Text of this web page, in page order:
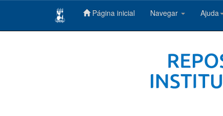
Página inicial Navegar Ajuda